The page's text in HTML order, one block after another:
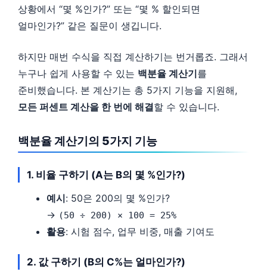
상황에서 “몇 %인가?” 또는 “몇 % 할인되면
얼마인가?” 같은 질문이 생깁니다.
하지만 매번 수식을 직접 계산하기는 번거롭죠. 그래서
누구나 쉽게 사용할 수 있는 백분율 계산기를
준비했습니다. 본 계산기는 총 5가지 기능을 지원해,
모든 퍼센트 계산을 한 번에 해결할 수 있습니다.
백분율 계산기의 5가지 기능
1. 비율 구하기 (A는 B의 몇 %인가?)
예시: 50은 200의 몇 %인가?
→ (50 ÷ 200) × 100 = 25%
활용: 시험 점수, 업무 비중, 매출 기여도
2. 값 구하기 (B의 C%는 얼마인가?)